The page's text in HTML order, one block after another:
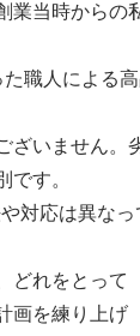
業当時からの
職人による
ざいません。
す。
対応は異なっ
どれをとって
画を練り上げ